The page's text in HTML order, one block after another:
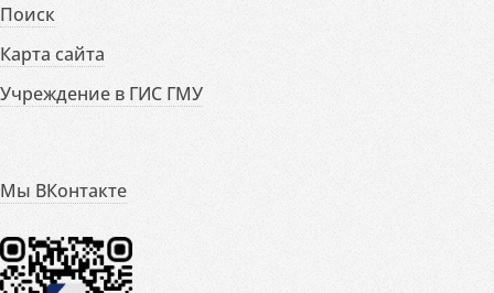
Поиск
Карта сайта
Учреждение в ГИС ГМУ
Мы ВКонтакте